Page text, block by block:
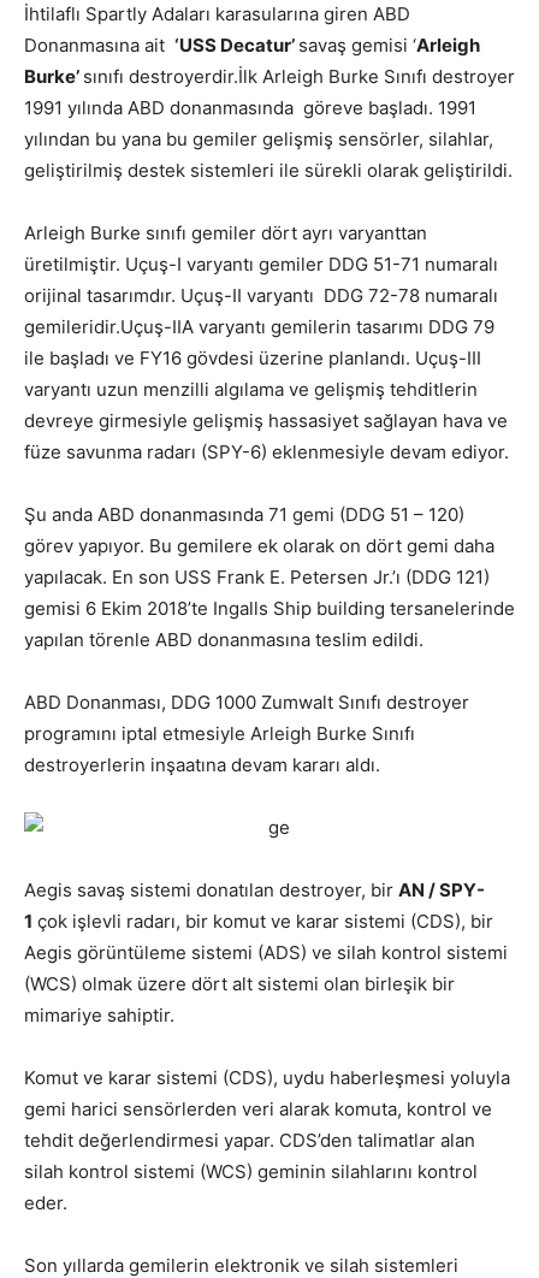
İhtilaflı Spartly Adaları karasularına giren ABD
Donanmasına ait ‘USS Decatur’ savaş gemisi ‘Arleigh
Burke’ sınıfı destroyerdir.İlk Arleigh Burke Sınıfı destroyer
1991 yılında ABD donanmasında göreve başladı. 1991
yılından bu yana bu gemiler gelişmiş sensörler, silahlar,
geliştirilmiş destek sistemleri ile sürekli olarak geliştirildi.
Arleigh Burke sınıfı gemiler dört ayrı varyanttan
üretilmiştir. Uçuş-I varyantı gemiler DDG 51-71 numaralı
orijinal tasarımdır. Uçuş-II varyantı DDG 72-78 numaralı
gemileridir.Uçuş-IIA varyantı gemilerin tasarımı DDG 79
ile başladı ve FY16 gövdesi üzerine planlandı. Uçuş-III
varyantı uzun menzilli algılama ve gelişmiş tehditlerin
devreye girmesiyle gelişmiş hassasiyet sağlayan hava ve
füze savunma radarı (SPY-6) eklenmesiyle devam ediyor.
Şu anda ABD donanmasında 71 gemi (DDG 51 – 120)
görev yapıyor. Bu gemilere ek olarak on dört gemi daha
yapılacak. En son USS Frank E. Petersen Jr.’ı (DDG 121)
gemisi 6 Ekim 2018’te Ingalls Ship building tersanelerinde
yapılan törenle ABD donanmasına teslim edildi.
ABD Donanması, DDG 1000 Zumwalt Sınıfı destroyer
programını iptal etmesiyle Arleigh Burke Sınıfı
destroyerlerin inşaatına devam kararı aldı.
Aegis savaş sistemi donatılan destroyer, bir AN / SPY-
1 çok işlevli radarı, bir komut ve karar sistemi (CDS), bir
Aegis görüntüleme sistemi (ADS) ve silah kontrol sistemi
(WCS) olmak üzere dört alt sistemi olan birleşik bir
mimariye sahiptir.
Komut ve karar sistemi (CDS), uydu haberleşmesi yoluyla
gemi harici sensörlerden veri alarak komuta, kontrol ve
tehdit değerlendirmesi yapar. CDS’den talimatlar alan
silah kontrol sistemi (WCS) geminin silahlarını kontrol
eder.
Son yıllarda gemilerin elektronik ve silah sistemleri